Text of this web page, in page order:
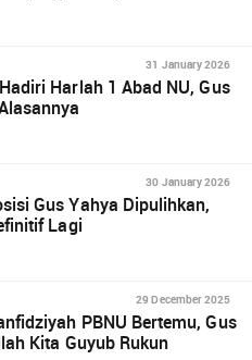
31 January 2026
Harlah 1 Abad NU, Gus
30 January 2026
Gus Yahya Dipulihkan,
Lagi
29 December 2025
PBNU Bertemu, Gus
Kita Guyub Rukun